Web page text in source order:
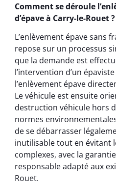
Comment se déroule
d’épave à Carry-le-Rouet ?
L’enlèvement épave sans
repose sur un processus
que la demande est
l’intervention d’un
l’enlèvement épave
Le véhicule est ensuite
destruction véhicule hors
normes
de se débarrasser
inutilisable tout en évitant
complexes, avec la
responsable adapté aux
Rouet.